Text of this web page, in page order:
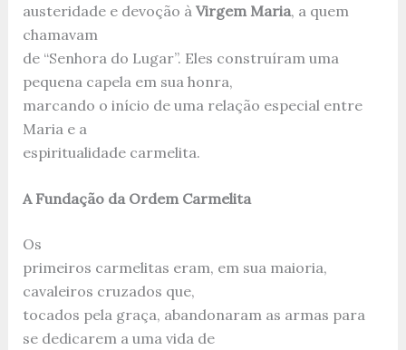
austeridade e devoção à Virgem Maria, a quem
chamavam
de “Senhora do Lugar”. Eles construíram uma
pequena capela em sua honra,
marcando o início de uma relação especial entre
Maria e a
espiritualidade carmelita.
A Fundação da Ordem Carmelita
Os
primeiros carmelitas eram, em sua maioria,
cavaleiros cruzados que,
tocados pela graça, abandonaram as armas para
se dedicarem a uma vida de